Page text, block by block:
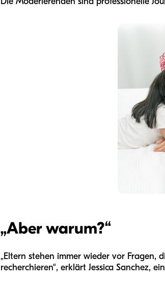
„Aber warum?“
„Eltern stehen immer wieder vor Fragen,
recherchieren“, erklärt Jessica Sanchez,